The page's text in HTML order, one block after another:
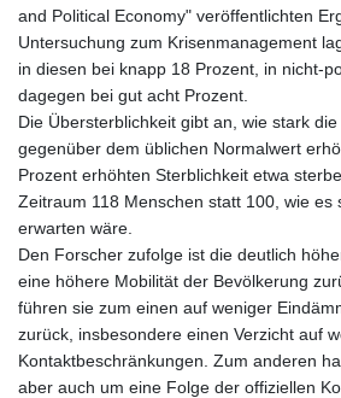
and Political Economy" veröffentlichten
Untersuchung zum Krisenmanagement
in diesen bei knapp 18 Prozent, in nicht-
dagegen bei gut acht Prozent.
Die Übersterblichkeit gibt an, wie stark
gegenüber dem üblichen Normalwert
Prozent erhöhten Sterblichkeit etwa
Zeitraum 118 Menschen statt 100, wie es
erwarten wäre.
Den Forscher zufolge ist die deutlich
eine höhere Mobilität der Bevölkerung
führen sie zum einen auf weniger
zurück, insbesondere einen Verzicht auf
Kontaktbeschränkungen. Zum anderen
aber auch um eine Folge der offiziellen